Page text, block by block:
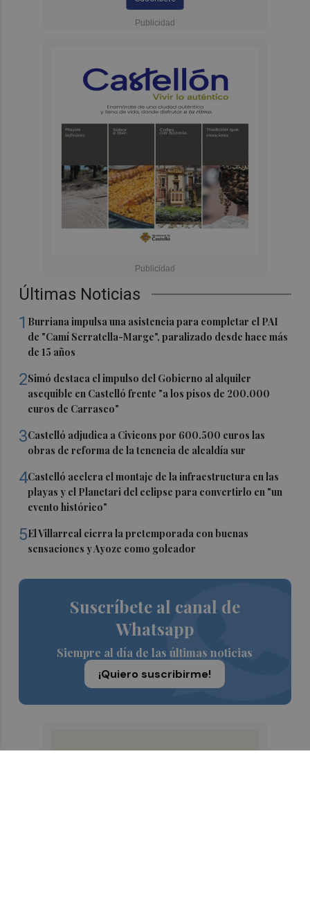
Últimas Noticias
1 Burriana impulsa una asistencia para completar el PAI
de "Camí Serratella-Marge", paralizado desde hace más
de 15 años
2Simó destaca el impulso del Gobierno al alquiler
asequible en Castelló frente "a los pisos de 200.000
euros de Carrasco"
3Castelló adjudica a Civicons por 600.500 euros las
obras de reforma de la tenencia de alcaldía sur
4Castelló acelera el montaje de la infraestructura en las
playas y el Planetari del eclipse para convertirlo en "un
evento histórico"
5El Villarreal cierra la pretemporada con buenas
sensaciones y Ayoze como goleador
Suscríbete al canal de
Whatsapp
Siempre al día de las últimas noticias
¡Quiero suscribirme!